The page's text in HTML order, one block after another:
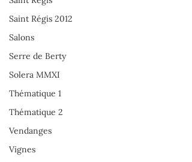
Saint Régis 2012
Salons
Serre de Berty
Solera MMXI
Thématique 1
Thématique 2
Vendanges
Vignes